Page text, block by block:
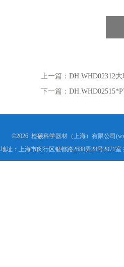
上一篇： DH.WHD02312
下一篇：
©2026 检硕科学器材（上海）有限公司
地址：上海市闵行区银都路2688弄28号2071室